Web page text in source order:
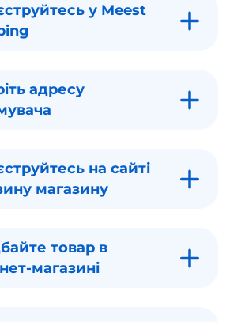
у Meest
адресу
на сайті
магазину
товар в
магазині